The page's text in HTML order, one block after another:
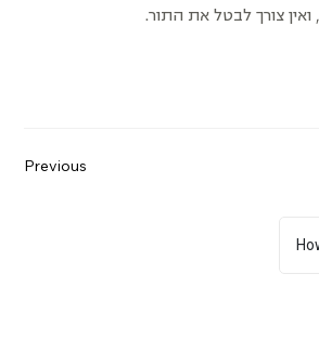
צורך לבטל את התור.
Previous